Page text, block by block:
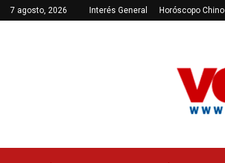
7 agosto, 2026 Interés General Horóscopo Chino